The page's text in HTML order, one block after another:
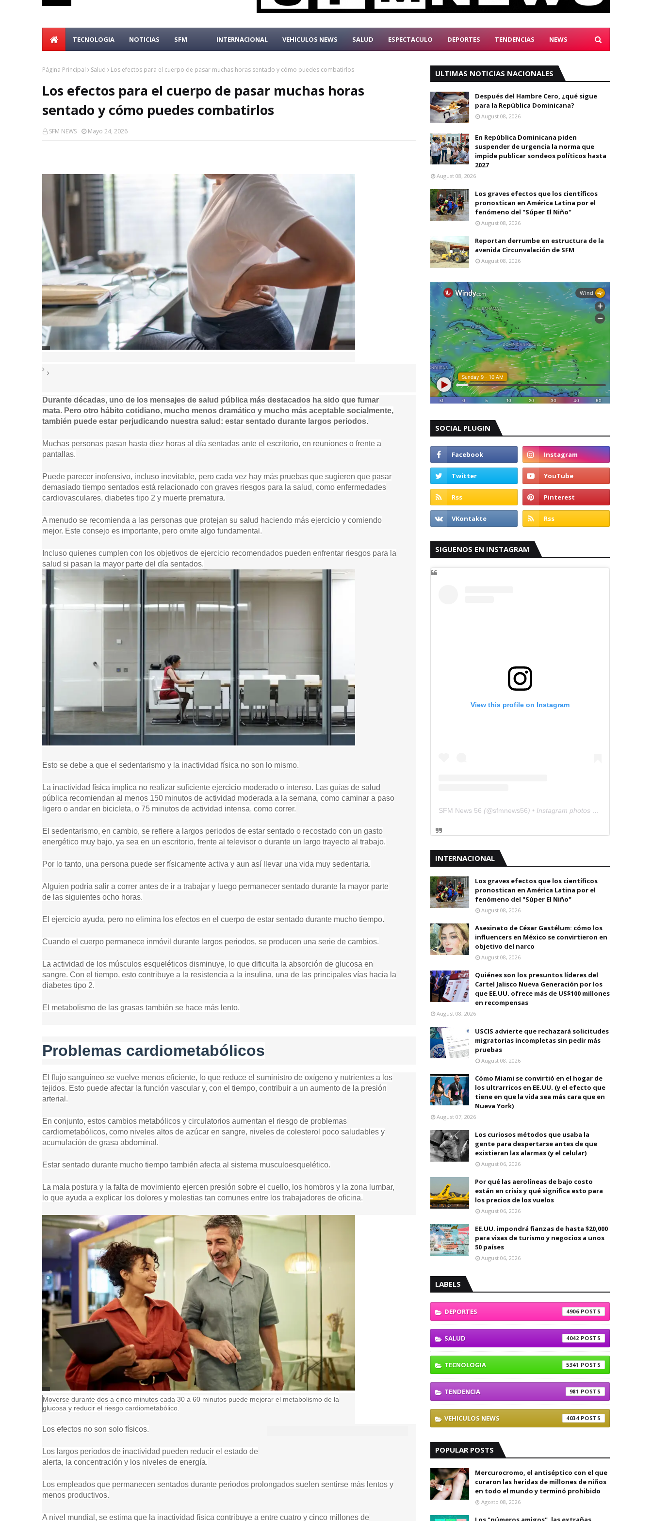
TECNOLOGIA NOTICIAS SFM INTERNACIONAL VEHICULOS NEWS SALUD ESPECTACULO DEPORTES TENDENCIAS NEWS
Página Principal Salud Los efectos para el cuerpo de pasar muchas horas sentado y cómo puedes combatirlos
Los efectos para el cuerpo de pasar muchas horas
sentado y cómo puedes combatirlos
SFM NEWS Mayo 24, 2026
F
N
D
L
A
A
G
,
G
E
T
I
M
E
S
I
o
r
m
c
i
ó
n
d
e
l
r
t
c
u
l
o
t
o
r
Durante décadas, uno de los mensajes de salud pública más destacados ha sido que fumar
mata. Pero otro hábito cotidiano, mucho menos dramático y mucho más aceptable socialmente,
también puede estar perjudicando nuestra salud: estar sentado durante largos periodos.
Muchas personas pasan hasta diez horas al día sentadas ante el escritorio, en reuniones o frente a
pantallas.
Puede parecer inofensivo, incluso inevitable, pero cada vez hay más pruebas que sugieren que pasar
demasiado tiempo sentados está relacionado con graves riesgos para la salud, como enfermedades
cardiovasculares, diabetes tipo 2 y muerte prematura.
A menudo se recomienda a las personas que protejan su salud haciendo más ejercicio y comiendo
mejor. Este consejo es importante, pero omite algo fundamental.
Incluso quienes cumplen con los objetivos de ejercicio recomendados pueden enfrentar riesgos para la
salud si pasan la mayor parte del día sentados.
Esto se debe a que el sedentarismo y la inactividad física no son lo mismo.
La inactividad física implica no realizar suficiente ejercicio moderado o intenso. Las guías de salud
pública recomiendan al menos 150 minutos de actividad moderada a la semana, como caminar a paso
ligero o andar en bicicleta, o 75 minutos de actividad intensa, como correr.
El sedentarismo, en cambio, se refiere a largos periodos de estar sentado o recostado con un gasto
energético muy bajo, ya sea en un escritorio, frente al televisor o durante un largo trayecto al trabajo.
Por lo tanto, una persona puede ser físicamente activa y aun así llevar una vida muy sedentaria.
Alguien podría salir a correr antes de ir a trabajar y luego permanecer sentado durante la mayor parte
de las siguientes ocho horas.
El ejercicio ayuda, pero no elimina los efectos en el cuerpo de estar sentado durante mucho tiempo.
Cuando el cuerpo permanece inmóvil durante largos periodos, se producen una serie de cambios.
La actividad de los músculos esqueléticos disminuye, lo que dificulta la absorción de glucosa en
sangre. Con el tiempo, esto contribuye a la resistencia a la insulina, una de las principales vías hacia la
diabetes tipo 2.
El metabolismo de las grasas también se hace más lento.
Problemas cardiometabólicos
El flujo sanguíneo se vuelve menos eficiente, lo que reduce el suministro de oxígeno y nutrientes a los
tejidos. Esto puede afectar la función vascular y, con el tiempo, contribuir a un aumento de la presión
arterial.
En conjunto, estos cambios metabólicos y circulatorios aumentan el riesgo de problemas
cardiometabólicos, como niveles altos de azúcar en sangre, niveles de colesterol poco saludables y
acumulación de grasa abdominal.
Estar sentado durante mucho tiempo también afecta al sistema musculoesquelético.
La mala postura y la falta de movimiento ejercen presión sobre el cuello, los hombros y la zona lumbar,
lo que ayuda a explicar los dolores y molestias tan comunes entre los trabajadores de oficina.
F
U
E
E
L
A
A
G
,
P
i
d
e
o
t
Moverse durante dos a cinco minutos cada 30 a 60 minutos puede mejorar el metabolismo de la
glucosa y reducir el riesgo cardiometabólico.
e
d
Los efectos no son solo físicos.
Los largos periodos de inactividad pueden reducir el estado de
alerta, la concentración y los niveles de energía.
Los empleados que permanecen sentados durante periodos prolongados suelen sentirse más lentos y
menos productivos.
A nivel mundial, se estima que la inactividad física contribuye a entre cuatro y cinco millones de
ULTIMAS NOTICIAS NACIONALES
Después del Hambre Cero, ¿qué sigue
para la República Dominicana?
August 08, 2026
En República Dominicana piden
suspender de urgencia la norma que
impide publicar sondeos políticos hasta
2027
August 08, 2026
Los graves efectos que los científicos
pronostican en América Latina por el
fenómeno del "Súper El Niño"
August 08, 2026
Reportan derrumbe en estructura de la
avenida Circunvalación de SFM
August 08, 2026
SOCIAL PLUGIN
SIGUENOS EN INSTAGRAM
View this profile on Instagram
SFM News 56 (@sfmnews56) • Instagram photos and videos
INTERNACIONAL
Los graves efectos que los científicos
pronostican en América Latina por el
fenómeno del "Súper El Niño"
August 08, 2026
Asesinato de César Gastélum: cómo los
influencers en México se convirtieron en
objetivo del narco
August 08, 2026
Quiénes son los presuntos líderes del
Cartel Jalisco Nueva Generación por los
que EE.UU. ofrece más de US$100 millones
en recompensas
August 08, 2026
USCIS advierte que rechazará solicitudes
migratorias incompletas sin pedir más
pruebas
August 08, 2026
Cómo Miami se convirtió en el hogar de
los ultrarricos en EE.UU. (y el efecto que
tiene en que la vida sea más cara que en
Nueva York)
August 07, 2026
Los curiosos métodos que usaba la
gente para despertarse antes de que
existieran las alarmas (y el celular)
August 06, 2026
Por qué las aerolíneas de bajo costo
están en crisis y qué significa esto para
los precios de los vuelos
August 06, 2026
EE.UU. impondrá fianzas de hasta $20,000
para visas de turismo y negocios a unos
50 países
August 06, 2026
LABELS
DEPORTES 4906
SALUD 4042
TECNOLOGIA 5341
TENDENCIA 981
VEHICULOS NEWS 4034
POPULAR POSTS
Mercurocromo, el antiséptico con el que
curaron las heridas de millones de niños
en todo el mundo y terminó prohibido
Agosto 08, 2026